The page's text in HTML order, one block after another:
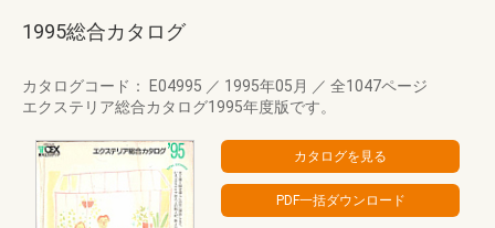
1995総合カタログ
カタログコード： E04995 ／ 1995年05月 ／ 全1047ページ
エクステリア総合カタログ1995年度版です。